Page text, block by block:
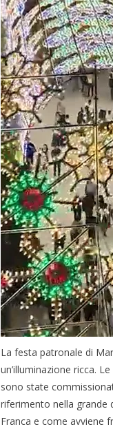
La festa patronale di
un’illuminazione ricca.
sono state
riferimento nella grande
Franca e come avviene